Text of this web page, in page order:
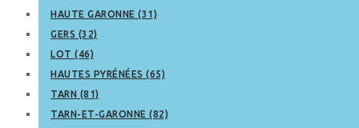
HAUTE GARONNE (31)
GERS (32)
LOT (46)
HAUTES PYRÉNÉES (65)
TARN (81)
TARN-ET-GARONNE (82)